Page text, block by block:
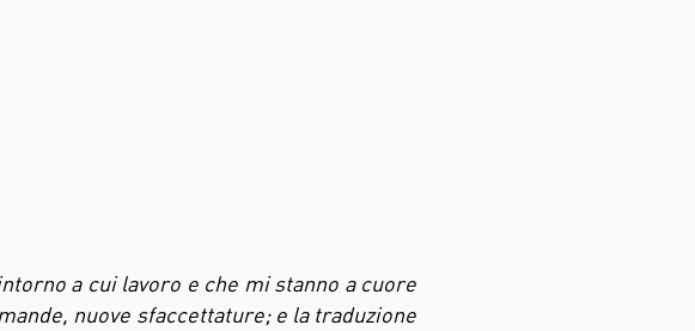
a cui lavoro e che mi stanno a cuore
nuove sfaccettature; e la traduzione